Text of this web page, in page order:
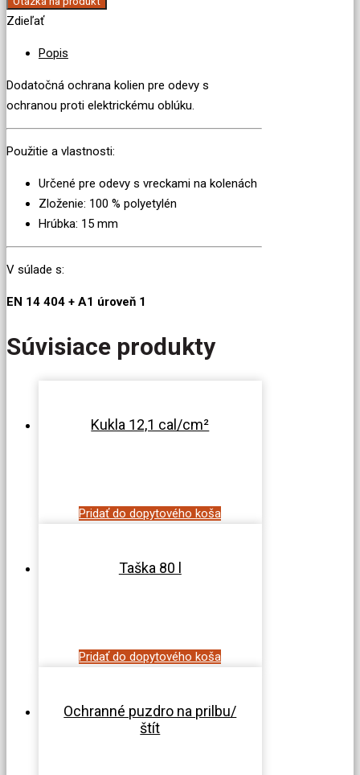
Zdieľať
Popis
Dodatočná ochrana kolien pre odevy s
ochranou proti elektrickému oblúku.
Použitie a vlastnosti:
Určené pre odevy s vreckami na kolenách
Zloženie: 100 % polyetylén
Hrúbka: 15 mm
V súlade s:
EN 14 404 + A1 úroveň 1
Súvisiace produkty
Kukla 12,1 cal/cm²
Pridať do dopytového koša
Taška 80 l
Pridať do dopytového koša
Ochranné puzdro na prilbu/
štít